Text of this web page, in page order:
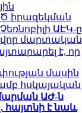
իրազեկման
Չեռնոբիլի ԱԷԿ-ը
մարտական
է, որ
մասին
հսկայական
ԱԺ-ն
հայտնի է նաև